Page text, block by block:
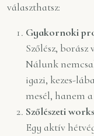
választhatsz:
Gyakornoki
Szőlész, borász
Nálunk
igazi, kezes-
mesél, hanem
Szőlészeti
Egy aktív